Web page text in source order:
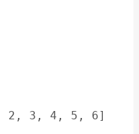
2, 3, 4, 5, 6]